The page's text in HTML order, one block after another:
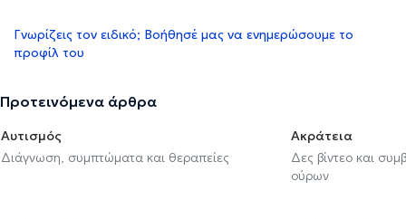
Γνωρίζεις τον ειδικό; Βοήθησέ μας να ενημερώσουμε το
προφίλ του
Προτεινόμενα άρθρα
Αυτισμός
Διάγνωση, συμπτώματα και θεραπείες
Ακράτεια
Δες βίντεο και
ούρων